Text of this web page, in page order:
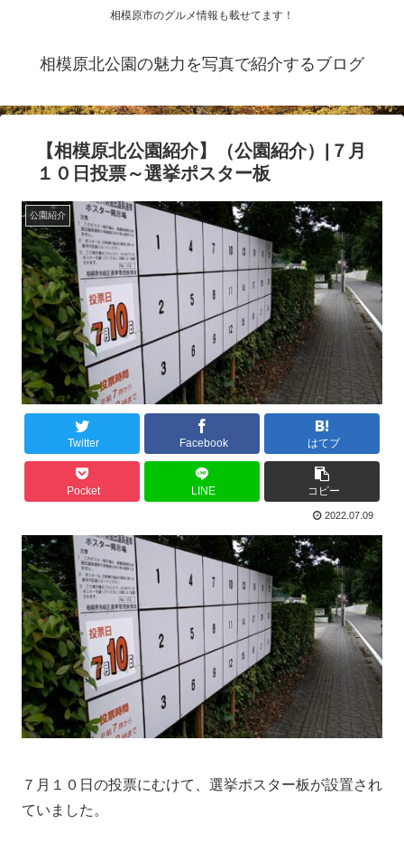
相模原市のグルメ情報も載せてます！
相模原北公園の魅力を写真で紹介するブログ
【相模原北公園紹介】（公園紹介）|７月
１０日投票～選挙ポスター板
公園紹介
Twitter Facebook はてブ
Pocket LINE コピー
2022.07.09
７月１０日の投票にむけて、選挙ポスター板が設置され
ていました。